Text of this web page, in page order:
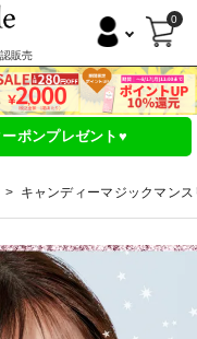
販売
0
ポンプレゼント♥
キャンディーマジックマンス